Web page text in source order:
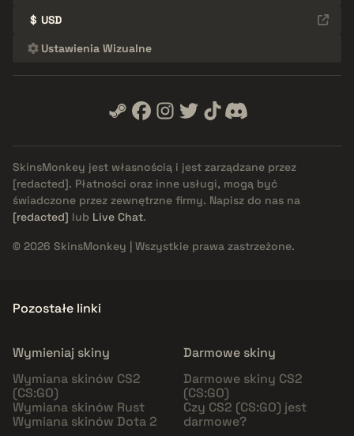
$ USD
Ustawienia Wizualne
SkinsMonkey jest własnością i jest zarządzane przez
[redacted]. Płatności oraz inne usługi, mogą być
świadczone przez zewnętrzne firmy. Napisz do nas na
[redacted] lub Live Chat.
© 2026 SkinsMonkey | Wszystkie prawa zastrzeżone.
Pozostałe linki
Wymieniaj skiny
Wymiana skinów CS2
(CS:GO)
Wymiana skinów Rust
Wymiana skinów Dota 2
Darmowe skiny
Darmowe skiny CS2
(CS:GO)
Czy CS2 (CS:GO) jest
darmowe?